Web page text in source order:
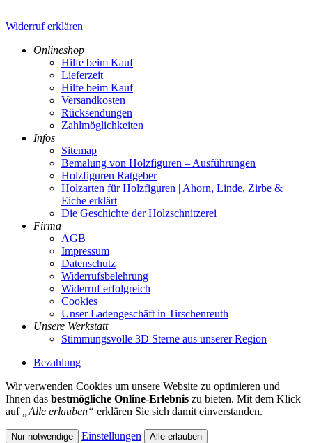
Widerruf erklären
Onlineshop
Hilfe beim Kauf
Lieferzeit
Hilfe beim Kauf
Versandkosten
Rücksendungen
Zahlmöglichkeiten
Infos
Sitemap
Bemalung von Holzfiguren – Ausführungen
Holzfiguren Ratgeber
Holzarten für Holzfiguren | Ahorn, Linde, Zirbe &
Eiche erklärt
Die Geschichte der Holzschnitzerei
Firma
AGB
Impressum
Datenschutz
Widerrufsbelehrung
Widerruf erfolgreich
Cookies
Unser Ladengeschäft in Tirschenreuth
Unsere Werkstatt
Stimmungsvolle 3D Sterne aus unserer Region
Bezahlung
Wir verwenden Cookies um unsere Website zu optimieren und
Ihnen das bestmögliche Online-Erlebnis zu bieten. Mit dem Klick
auf
„Alle erlauben“ erklären Sie sich damit einverstanden.
Nur notwendige Einstellungen Alle erlauben